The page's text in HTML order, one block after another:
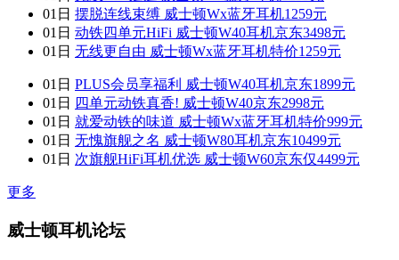
01日 摆脱连线束缚 威士顿Wx蓝牙耳机1259元
01日 动铁四单元HiFi 威士顿W40耳机京东3498元
01日 无线更自由 威士顿Wx蓝牙耳机特价1259元
01日 PLUS会员享福利 威士顿W40耳机京东1899元
01日
四单元动铁真香! 威士顿W40京东2998元
01日 就爱动铁的味道 威士顿Wx蓝牙耳机特价999元
01日 无愧旗舰之名 威士顿W80耳机京东10499元
01日 次旗舰HiFi耳机优选 威士顿W60京东仅4499元
更多
威士顿耳机论坛